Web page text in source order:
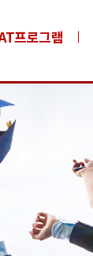
프로그램